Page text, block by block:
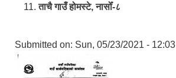
ताचै गाउँ होमस्टे, नासोँ-८
Submitted on: Sun, 05/23/2021 - 12:03